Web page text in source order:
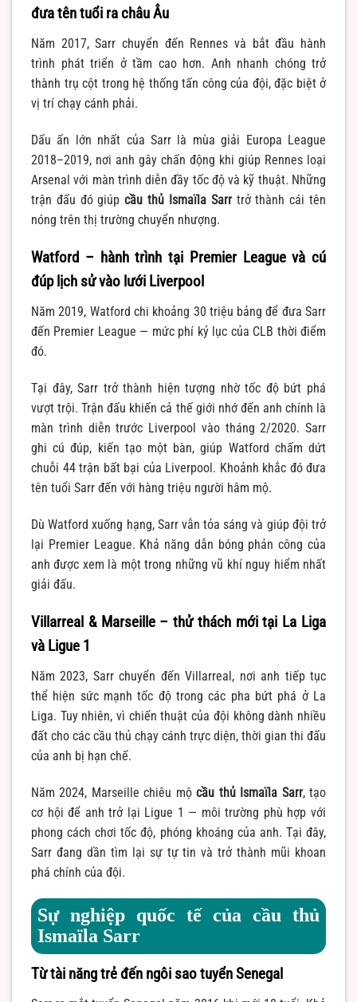
đưa tên tuổi ra châu Âu
Năm 2017, Sarr chuyển đến Rennes và bắt đầu hành
trình phát triển ở tầm cao hơn. Anh nhanh chóng trở
thành trụ cột trong hệ thống tấn công của đội, đặc biệt ở
vị trí chạy cánh phải.
Dấu ấn lớn nhất của Sarr là mùa giải Europa League
2018–2019, nơi anh gây chấn động khi giúp Rennes loại
Arsenal với màn trình diễn đầy tốc độ và kỹ thuật. Những
trận đấu đó giúpcầu thủ Ismaïla Sarrtrở thành cái tên
nóng trên thị trường chuyển nhượng.
Watford – hành trình tại Premier League và cú
đúp lịch sử vào lưới Liverpool
Năm 2019, Watford chi khoảng 30 triệu bảng để đưa Sarr
đến Premier League — mức phí kỷ lục của CLB thời điểm
đó.
Tại đây, Sarr trở thành hiện tượng nhờ tốc độ bứt phá
vượt trội. Trận đấu khiến cả thế giới nhớ đến anh chính là
màn trình diễn trước Liverpool vào tháng 2/2020. Sarr
ghi cú đúp, kiến tạo một bàn, giúp Watford chấm dứt
chuỗi 44 trận bất bại của Liverpool. Khoảnh khắc đó đưa
tên tuổi Sarr đến với hàng triệu người hâm mộ.
Dù Watford xuống hạng, Sarr vẫn tỏa sáng và giúp đội trở
lại Premier League. Khả năng dẫn bóng phản công của
anh được xem là một trong những vũ khí nguy hiểm nhất
giải đấu.
Villarreal & Marseille – thử thách mới tại La Liga
và Ligue 1
Năm 2023, Sarr chuyển đến Villarreal, nơi anh tiếp tục
thể hiện sức mạnh tốc độ trong các pha bứt phá ở La
Liga. Tuy nhiên, vì chiến thuật của đội không dành nhiều
đất cho các cầu thủ chạy cánh trực diện, thời gian thi đấu
của anh bị hạn chế.
Năm 2024, Marseille chiêu mộcầu thủ Ismaïla Sarr, tạo
cơ hội để anh trở lại Ligue 1 — môi trường phù hợp với
phong cách chơi tốc độ, phóng khoáng của anh. Tại đây,
Sarr đang dần tìm lại sự tự tin và trở thành mũi khoan
phá chính của đội.
Sự nghiệp quốc tế của cầu thủ
Ismaïla Sarr
Từ tài năng trẻ đến ngôi sao tuyển Senegal